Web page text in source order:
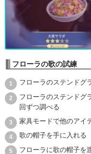
フローラの歌の試練
フローラのステンドグ
フローラのステンドグ
回ずつ調べる
家具モードで他のアイ
歌の帽子を手に入れる
フローラに歌の帽子を